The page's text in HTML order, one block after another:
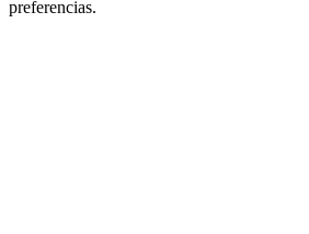
preferencias.